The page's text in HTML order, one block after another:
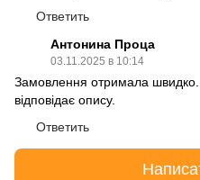
Ответить
Антонина Проца
03.11.2025 в 10:14
Замовлення отримала
відповідає опису.
Ответить